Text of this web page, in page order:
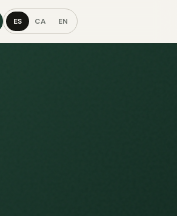
ES CA EN